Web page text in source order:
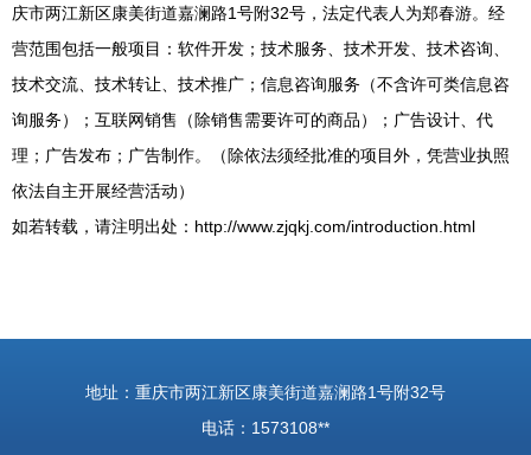
庆市两江新区康美街道嘉澜路1号附32号，法定代表人为郑春游。经
营范围包括一般项目：软件开发；技术服务、技术开发、技术咨询、
技术交流、技术转让、技术推广；信息咨询服务（不含许可类信息咨
询服务）；互联网销售（除销售需要许可的商品）；广告设计、代
理；广告发布；广告制作。（除依法须经批准的项目外，凭营业执照
依法自主开展经营活动）
如若转载，请注明出处：http://www.zjqkj.com/introduction.html
地址：重庆市两江新区康美街道嘉澜路1号附32号
电话：1573108**